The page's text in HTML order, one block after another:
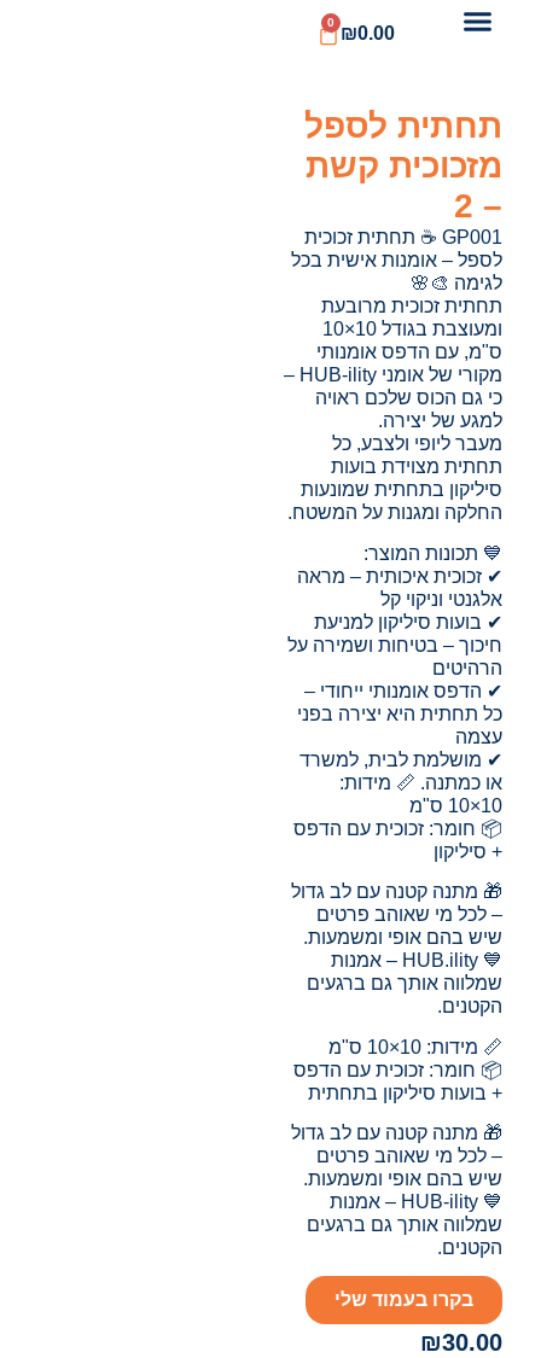
₪0.00
0
תחתית לספל
מזכוכית קשת
– 2
GP001 ☕ תחתית זכוכית
לספל – אומנות אישית בכל
לגימה 🎨🌸
תחתית זכוכית מרובעת
ומעוצבת בגודל 10×10
ס"מ, עם הדפס אומנותי
מקורי של אומני HUB-ility –
כי גם הכוס שלכם ראויה
למגע של יצירה.
מעבר ליופי ולצבע, כל
תחתית מצוידת בועות
סיליקון בתחתית שמונעות
החלקה ומגנות על המשטח.
💙 תכונות המוצר:
✔ זכוכית איכותית – מראה
אלגנטי וניקוי קל
✔ בועות סיליקון למניעת
חיכוך – בטיחות ושמירה על
הרהיטים
✔ הדפס אומנותי ייחודי –
כל תחתית היא יצירה בפני
עצמה
✔ מושלמת לבית, למשרד
או כמתנה. 📏 מידות:
10×10 ס"מ
📦 חומר: זכוכית עם הדפס
+ סיליקון
🎁 מתנה קטנה עם לב גדול
– לכל מי שאוהב פרטים
שיש בהם אופי ומשמעות.
💙 HUB.ility – אמנות
שמלווה אותך גם ברגעים
הקטנים.
📏 מידות: 10×10 ס"מ
📦 חומר: זכוכית עם הדפס
+ בועות סיליקון בתחתית
🎁 מתנה קטנה עם לב גדול
– לכל מי שאוהב פרטים
שיש בהם אופי ומשמעות.
💙 HUB-ility – אמנות
שמלווה אותך גם ברגעים
הקטנים.
בקרו בעמוד שלי
₪30.00